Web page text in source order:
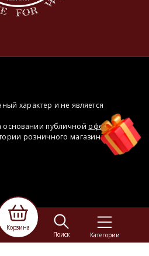
Корзина
Поиск
Категории
характер и не является
основании публичной оферты
розничного магазина.